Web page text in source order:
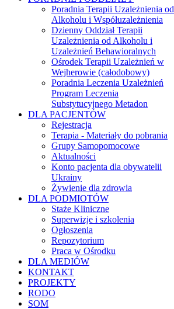
Poradnia Terapii Uzależnienia od
Alkoholu i Współuzależnienia
Dzienny Oddział Terapii
Uzależnienia od Alkoholu i
Uzależnień Behawioralnych
Ośrodek Terapii Uzależnień w
Wejherowie (całodobowy)
Poradnia Leczenia Uzależnień
Program Leczenia
Substytucyjnego Metadon
DLA PACJENTÓW
Rejestracja
Terapia - Materiały do pobrania
Grupy Samopomocowe
Aktualności
Konto pacjenta dla obywatelii
Ukrainy
Żywienie dla zdrowia
DLA PODMIOTÓW
Staże Kliniczne
Superwizje i szkolenia
Ogłoszenia
Repozytorium
Praca w Ośrodku
DLA MEDIÓW
KONTAKT
PROJEKTY
RODO
SOM